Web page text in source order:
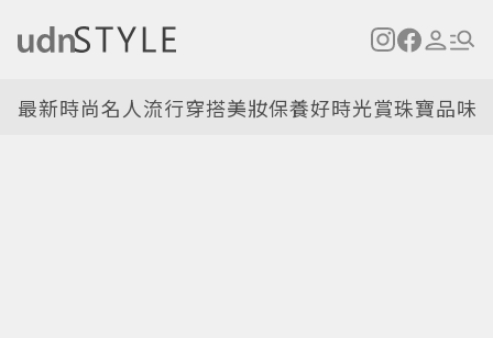
最新時尚名人流行穿搭美妝保養好時光賞珠寶品味